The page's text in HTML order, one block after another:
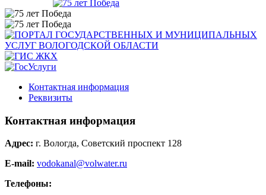
Контактная информация
Реквизиты
Контактная информация
Адрес: г. Вологда, Советский проспект 128
E-mail: vodokanal@volwater.ru
Телефоны: